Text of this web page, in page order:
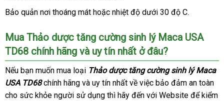
sinh
Bảo quản nơi thoáng mát giá
hoặc nhiệt độ dưới 30 độ C.
Mua Thảo dược tăng cường sinh lý Maca USA
TD68 chính hãng facebook
và uy tín nhất ở đâu?
phản
hồi
Nếu bạn muốn mua loại Thảo dược tăng cường sinh lý Maca
USA TD68chính hãng thảo
luận
và uy tín nhất về việc bảo đảm an toàn
cho sức khỏe người sử dụng theo
thì hãy đến ở
với Website Úc
để kiểm